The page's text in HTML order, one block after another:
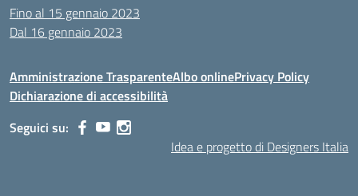
Fino al 15 gennaio 2023
Dal 16 gennaio 2023
Amministrazione TrasparenteAlbo onlinePrivacy Policy
Dichiarazione di accessibilità
Seguici su:
Idea e progetto di Designers Italia